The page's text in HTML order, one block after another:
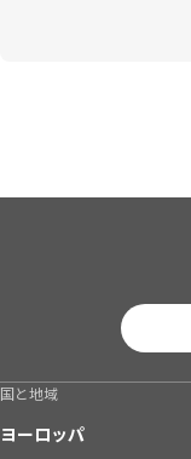
国と地域
ヨーロッパ